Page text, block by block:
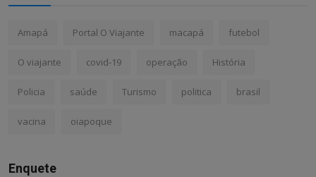
Amapá Portal O Viajante macapá futebol
O viajante covid-19 operação História
Policia saúde Turismo politica brasil
vacina oiapoque
Enquete